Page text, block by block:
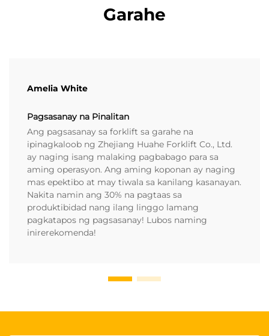
Garahe
Amelia White
Pagsasanay na Pinalitan
Ang pagsasanay sa forklift sa garahe na
ipinagkaloob ng Zhejiang Huahe Forklift Co., Ltd.
ay naging isang malaking pagbabago para sa
aming operasyon. Ang aming koponan ay naging
mas epektibo at may tiwala sa kanilang kasanayan.
Nakita namin ang 30% na pagtaas sa
produktibidad nang ilang linggo lamang
pagkatapos ng pagsasanay! Lubos naming
inirerekomenda!